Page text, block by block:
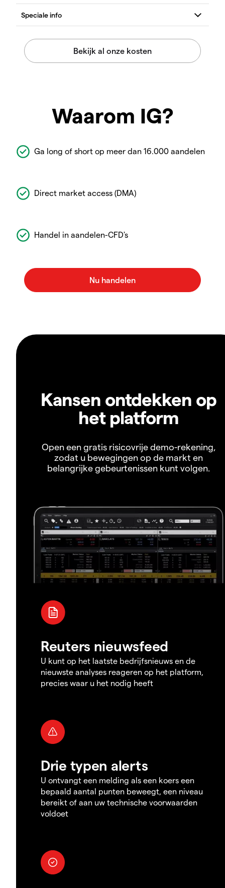
Waarom IG?
Ga long of short op meer dan 16.000 aandelen
Direct market access (DMA)
Handel in aandelen-CFD's
Kansen ontdekken op
het platform
Open een gratis risicovrije demo-rekening,
zodat u bewegingen op de markt en
belangrijke gebeurtenissen kunt volgen.
Reuters nieuwsfeed
U kunt op het laatste bedrijfsnieuws en de
nieuwste analyses reageren op het platform,
precies waar u het nodig heeft
Drie typen alerts
U ontvangt een melding als een koers een
bepaald aantal punten beweegt, een niveau
bereikt of aan uw technische voorwaarden
voldoet